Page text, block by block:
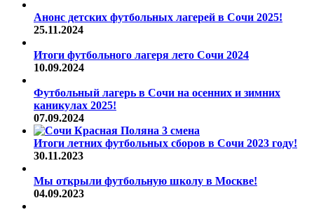
Анонс детских футбольных лагерей в Сочи 2025!
25.11.2024
Итоги футбольного лагеря лето Сочи 2024
10.09.2024
Футбольный лагерь в Сочи на осенних и зимних
каникулах 2025!
07.09.2024
Итоги летних футбольных сборов в Сочи 2023 году!
30.11.2023
Мы открыли футбольную школу в Москве!
04.09.2023